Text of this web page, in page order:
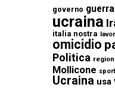
governo guerra
ucraina
italia nostra
omicidio
Politica
Mollicone sport
Ucraina usa